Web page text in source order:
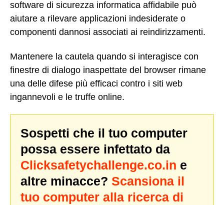
software di sicurezza informatica affidabile può
aiutare a rilevare applicazioni indesiderate o
componenti dannosi associati ai reindirizzamenti.
Mantenere la cautela quando si interagisce con
finestre di dialogo inaspettate del browser rimane
una delle difese più efficaci contro i siti web
ingannevoli e le truffe online.
Sospetti che il tuo computer
possa essere infettato da
Clicksafetychallenge.co.in e
altre minacce? Scansiona il
tuo computer alla ricerca di